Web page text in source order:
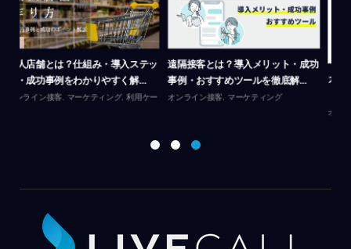
カスタマーサポートツールの選び方
｜比較・導入メリット・最新機...
リモートサポートとは？顧客満足度
と業務効率を上げる導入ガイド